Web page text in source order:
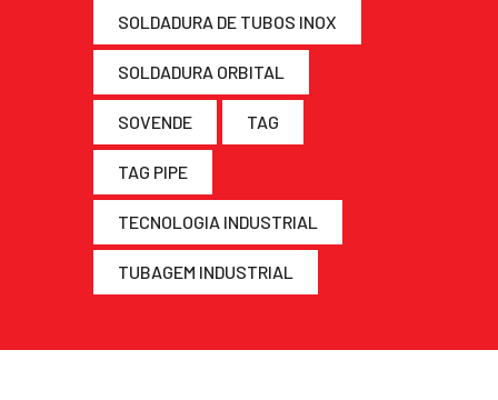
SOLDADURA DE TUBOS INOX
SOLDADURA ORBITAL
SOVENDE TAG
TAG PIPE
TECNOLOGIA INDUSTRIAL
TUBAGEM INDUSTRIAL